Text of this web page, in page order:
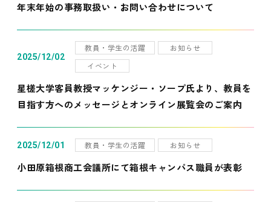
年末年始の事務取扱い・お問い合わせについて
2025/12/02
教員・学生の活躍
お知らせ
イベント
星槎大学客員教授マッケンジー・ソープ氏より、教員を
目指す方へのメッセージとオンライン展覧会のご案内
2025/12/01 教員・学生の活躍 お知らせ
小田原箱根商工会議所にて箱根キャンパス職員が表彰